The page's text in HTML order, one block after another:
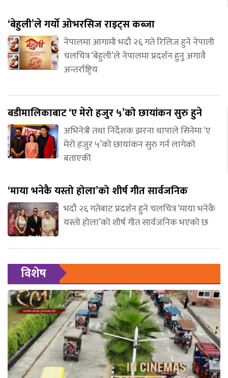
‘बेहुली’ले गर्यो ओभरसिज राइट्स कब्जा
नेपालमा आगामी भदौ २६ गते रिलिज हुने नेपाली
चलचित्र ‘बेहुली’ले नेपालमा प्रदर्शन हुनु अगावै
अन्तर्राष्ट्रिय
बडीमालिकाबाट ‘ए मेरो हजुर ५’को छायांकन सुरु हुने
अभिनेत्री तथा निर्देशक झरना थापाले सिनेमा ‘ए
मेरो हजुर ५’को छायांकन सुरु गर्न लागेको
बताएकी
‘माया भनेकै यस्तो होला’को शीर्ष गीत सार्वजनिक
भदौ २६ गतेबाट प्रदर्शन हुने चलचित्र ‘माया भनेकै
यस्तो होला’को शीर्ष गीत सार्वजनिक भएको छ
विशेष